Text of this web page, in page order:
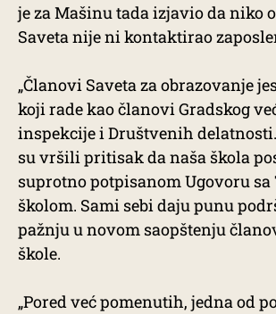
je za Mašinu tada izjavio da niko
Saveta nije ni kontaktirao
„Članovi Saveta za obrazovanje
koji rade kao članovi Gradskog
inspekcije i Društvenih
su vršili pritisak da naša škola
suprotno potpisanom Ugovoru
školom. Sami sebi daju punu
pažnju u novom saopštenju
škole.
„Pored već pomenutih, jedna od